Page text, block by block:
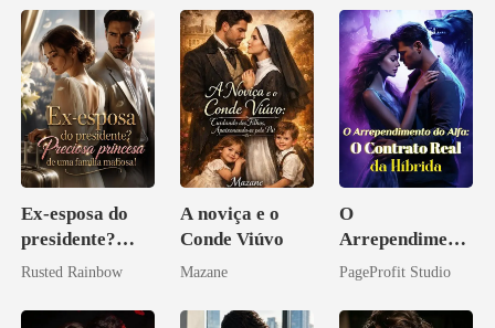
Ex-esposa do
presidente?
Preciosa
família
Rusted Rainbow
A noviça e o
Conde Viúvo
Mazane
O
Arrependiment
o do Alfa: O
da Híbrida
PageProfit Studio